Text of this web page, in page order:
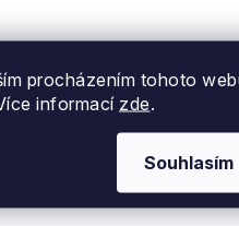
procházením tohoto
informací zde.
Souhlasím